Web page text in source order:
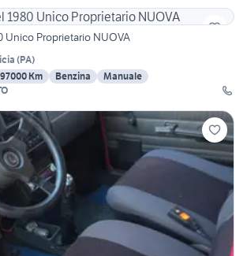
Unico Proprietario NUOVA
(PA)
97000 Km Benzina
Manuale